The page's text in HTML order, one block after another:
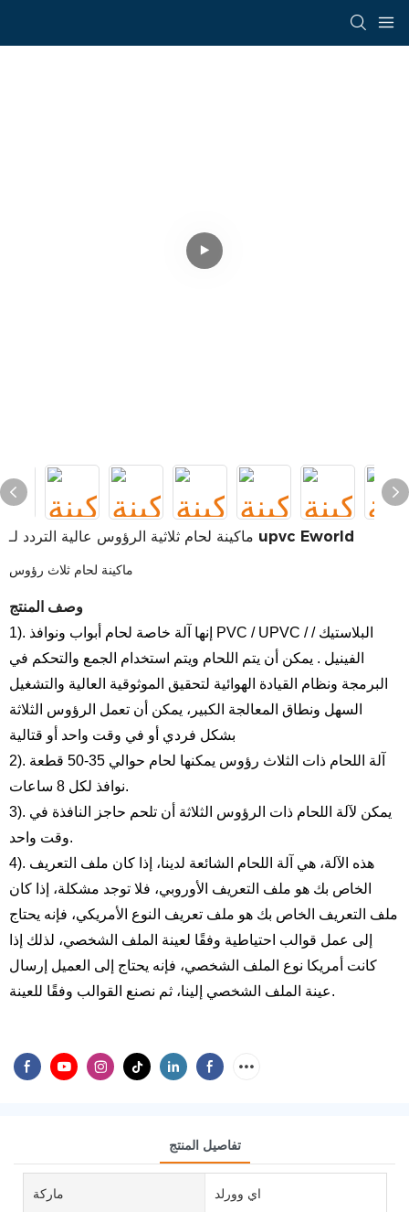
ماكينة لحام ثلاثية الرؤوس عالية التردد لـ upvc Eworld
ماكينة لحام ثلاث رؤوس
وصف المنتج
1). إنها آلة خاصة لحام أبواب ونوافذ PVC / UPVC / البلاستيك /
الفينيل . يمكن أن يتم اللحام ويتم استخدام الجمع والتحكم في
البرمجة ونظام القيادة الهوائية لتحقيق الموثوقية العالية والتشغيل
السهل ونطاق المعالجة الكبير، يمكن أن تعمل الرؤوس الثلاثة
بشكل فردي أو في وقت واحد أو قتالية
2). آلة اللحام ذات الثلاث رؤوس يمكنها لحام حوالي 35-50 قطعة
نوافذ لكل 8 ساعات.
3). يمكن لآلة اللحام ذات الرؤوس الثلاثة أن تلحم حاجز النافذة في
وقت واحد.
4). هذه الآلة، هي آلة اللحام الشائعة لدينا، إذا كان ملف التعريف
الخاص بك هو ملف التعريف الأوروبي، فلا توجد مشكلة، إذا كان
ملف التعريف الخاص بك هو ملف تعريف النوع الأمريكي، فإنه يحتاج
إلى عمل قوالب احتياطية وفقًا لعينة الملف الشخصي، لذلك إذا
كانت أمريكا نوع الملف الشخصي، فإنه يحتاج إلى العميل إرسال
عينة الملف الشخصي إلينا، ثم نصنع القوالب وفقًا للعينة.
تفاصيل المنتج
ماركة اي وورلد